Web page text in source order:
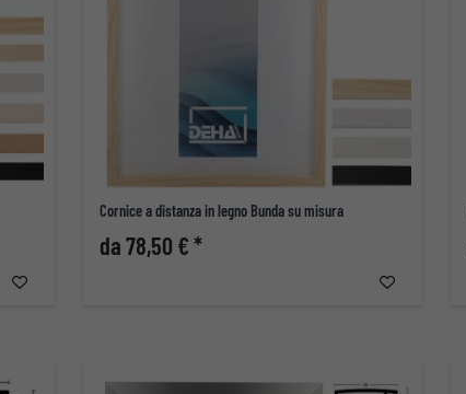
Cornice a distanza in legno Bunda su misura
da 78,50 € *